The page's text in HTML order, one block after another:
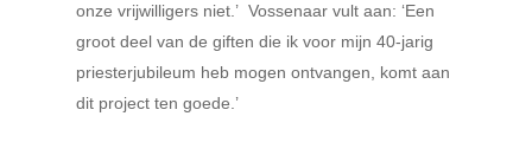
onze vrijwilligers niet.’ Vossenaar vult aan: ‘Een
groot deel van de giften die ik voor mijn 40-jarig
priesterjubileum heb mogen ontvangen, komt aan
dit project ten goede.’